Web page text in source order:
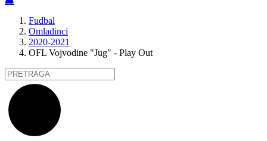
Fudbal
Omladinci
2020-2021
OFL Vojvodine "Jug" - Play Out